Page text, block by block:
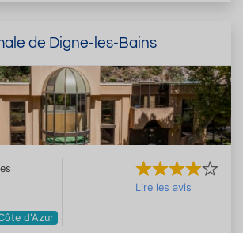
de Digne-les-Bains
d'Azur
Lire les avis